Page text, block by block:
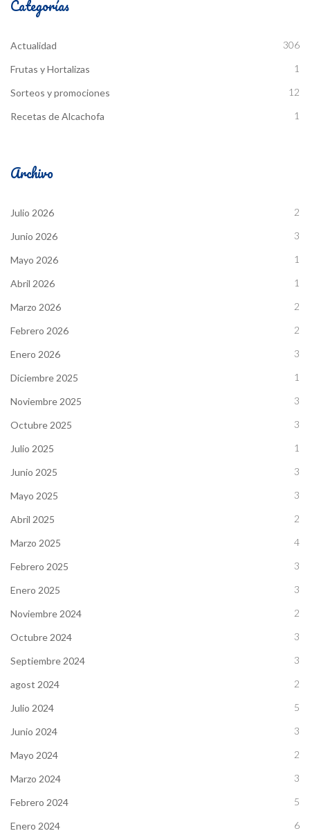
Categorías
Actualidad 306
Frutas y Hortalizas 1
Sorteos y promociones 12
Recetas de Alcachofa 1
Archivo
Julio 2026 2
Junio 2026 3
Mayo 2026 1
Abril 2026 1
Marzo 2026 2
Febrero 2026 2
Enero 2026 3
Diciembre 2025 1
Noviembre 2025 3
Octubre 2025 3
Julio 2025 1
Junio 2025 3
Mayo 2025 3
Abril 2025 2
Marzo 2025 4
Febrero 2025 3
Enero 2025 3
Noviembre 2024 2
Octubre 2024 3
Septiembre 2024 3
agost 2024 2
Julio 2024 5
Junio 2024 3
Mayo 2024 2
Marzo 2024 3
Febrero 2024 5
Enero 2024 6